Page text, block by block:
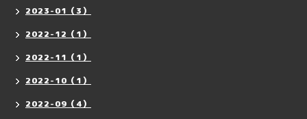
2023-01（3）
2022-12（1）
2022-11（1）
2022-10（1）
2022-09（4）